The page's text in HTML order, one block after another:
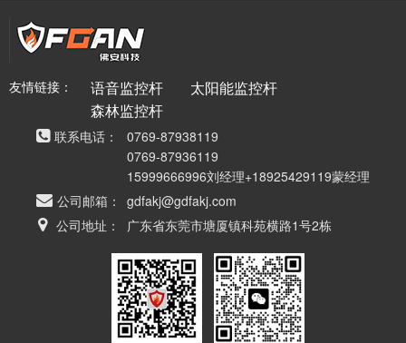
友情链接： 语音监控杆
太阳能监控杆
森林监控杆
联系电话：
0769-87938119
0769-87936119
15999666996刘经理+18925429119蒙经理
公司邮箱：
gdfakj@gdfakj.com
公司地址：
广东省东莞市塘厦镇科苑横路1号2栋